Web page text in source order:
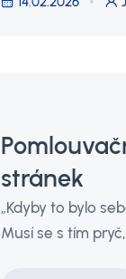
stránek
„Kdyby to bylo
Musí se s tím